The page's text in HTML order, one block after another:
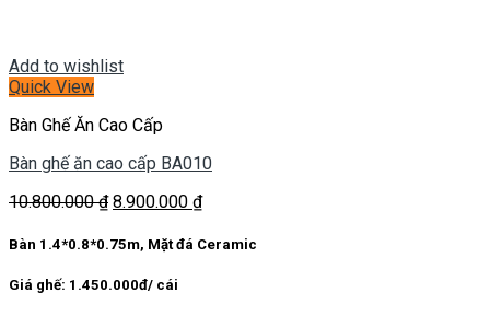
Add to wishlist
Quick View
Bàn Ghế Ăn Cao Cấp
Bàn ghế ăn cao cấp BA010
10.800.000₫ Giá
là:
8.900.000 ₫Giá
tại
Bàn 1.4*0.8*0.75m, Mặt đá Ceramic
Giá ghế: 1.450.000đ/ cái